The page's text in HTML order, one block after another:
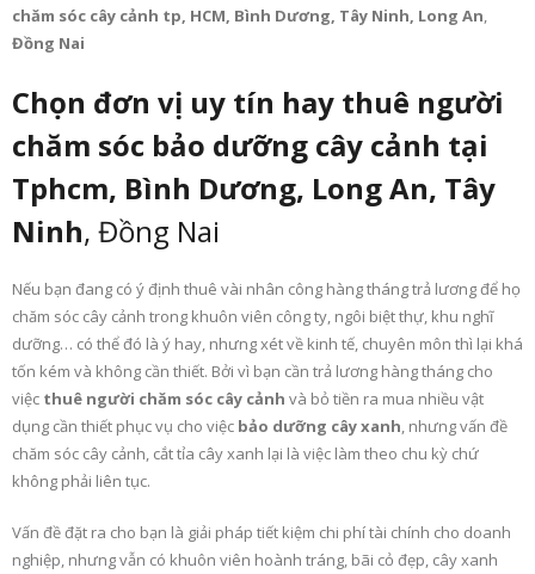
chăm sóc cây cảnh tp, HCM, Bình Dương, Tây Ninh, Long An,
Đồng Nai
Chọn đơn vị uy tín hay thuê người
chăm sóc bảo dưỡng cây cảnh tại
Tphcm, Bình Dương, Long An, Tây
Ninh, Đồng Nai
Nếu bạn đang có ý định thuê vài nhân công hàng tháng trả lương để họ
chăm sóc cây cảnh trong khuôn viên công ty, ngôi biệt thự, khu nghĩ
dưỡng… có thể đó là ý hay, nhưng xét về kinh tế, chuyên môn thì lại khá
tốn kém và không cần thiết. Bởi vì bạn cần trả lương hàng tháng cho
việc thuê người chăm sóc cây cảnh và bỏ tiền ra mua nhiều vật
dụng cần thiết phục vụ cho việc bảo dưỡng cây xanh, nhưng vấn đề
chăm sóc cây cảnh, cắt tỉa cây xanh lại là việc làm theo chu kỳ chứ
không phải liên tục.
Vấn đề đặt ra cho bạn là giải pháp tiết kiệm chi phí tài chính cho doanh
nghiệp, nhưng vẫn có khuôn viên hoành tráng, bãi cỏ đẹp, cây xanh